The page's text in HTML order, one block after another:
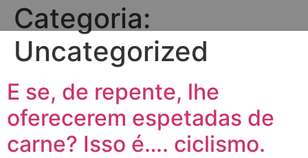
Categoria:
Uncategorized
E se, de repente, lhe
oferecerem espetadas de
carne? Isso é…. ciclismo.